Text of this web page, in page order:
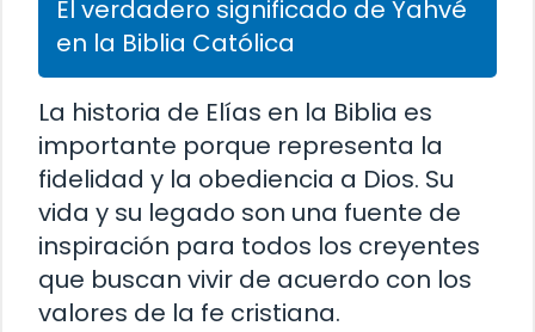
El verdadero significado de Yahvé
en la Biblia Católica
La historia de Elías en la Biblia es
importante porque representa la
fidelidad y la obediencia a Dios. Su
vida y su legado son una fuente de
inspiración para todos los creyentes
que buscan vivir de acuerdo con los
valores de la fe cristiana.